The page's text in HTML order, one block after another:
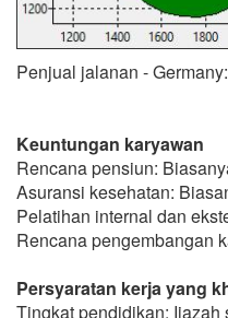
Penjual jalanan -
Keuntungan karyawan
Rencana pensiun:
Asuransi kesehatan:
Pelatihan internal dan
Rencana pengembangan
Persyaratan kerja yang
Tingkat pendidikan: Ijazah